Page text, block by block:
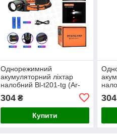
Однорежимний
акумуляторний ліхтар
налобний Bl-t201-tg (Ar-
304₴
Купити
304